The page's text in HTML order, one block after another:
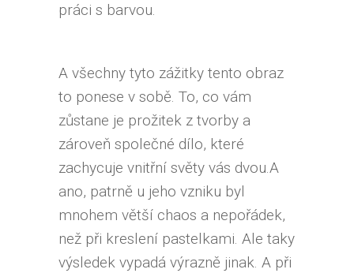
práci s barvou.
A všechny tyto zážitky tento obraz
to ponese v sobě. To, co vám
zůstane je prožitek z tvorby a
zároveň společné dílo, které
zachycuje vnitřní světy vás dvou.A
ano, patrně u jeho vzniku byl
mnohem větší chaos a nepořádek,
než při kreslení pastelkami. Ale taky
výsledek vypadá výrazně jinak. A při